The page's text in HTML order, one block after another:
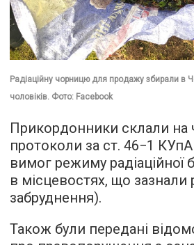
Радіаційну чорницю для продажу збирали в
чоловіків. Фото: Facebook
Прикордонники склали на
протоколи за ст. 46−1
вимог режиму радіаційної
в місцевостях, що зазнали
забруднення).
Також були передані